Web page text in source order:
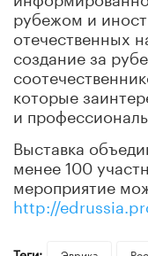
рубежом и
отечественных
создание за
которые
и
Выставка
менее 100
мероприятие
http://